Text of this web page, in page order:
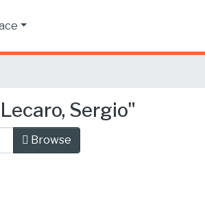
Sergio"
Browse